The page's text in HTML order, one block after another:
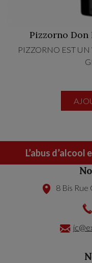
Pizzorno Don
PIZZORNO EST
L’abus
8 Bis Rue